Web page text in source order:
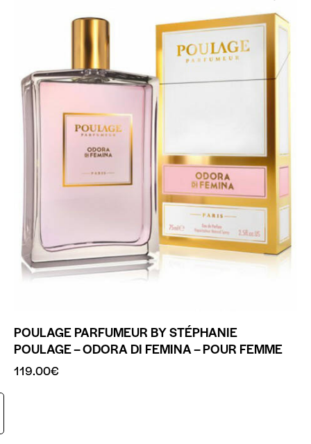
POULAGE PARFUMEUR BY STÉPHANIE
POULAGE – ODORA DI FEMINA – POUR FEMME
119.00€